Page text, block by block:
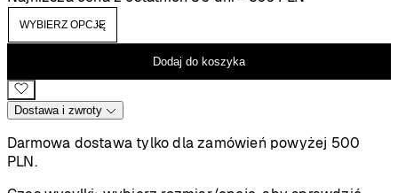
Dodaj do koszyka
Dostawa i zwroty
Darmowa dostawa tylko dla zamówień powyżej 500
PLN.